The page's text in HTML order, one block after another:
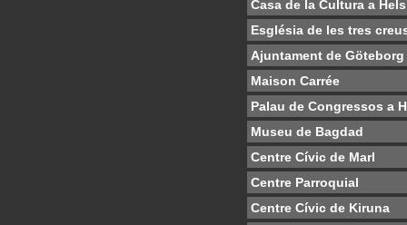
Casa de la Cultura a
Església de les tres
Ajuntament de Göteborg
Maison Carrée
Palau de Congressos a
Museu de Bagdad
Centre Cívic de Marl
Centre Parroquial
Centre Cívic de Kiruna